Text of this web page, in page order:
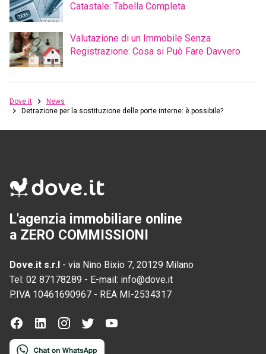
Catastale: Tabella Completa
Valutazione di un Immobile Senza
Registrazione: Cosa si Può Fare Davvero
Dove.it
News
Detrazione per la sostituzione delle porte interne: è possibile?
L'agenzia immobiliare online
a ZERO COMMISSIONI
Dove.it s.r.l - via Nino Bixio 7, 20129 Milano
Tel: 02 87178289 - E-mail: info@dove.it
P.IVA 10461690967 - REA MI-2534317